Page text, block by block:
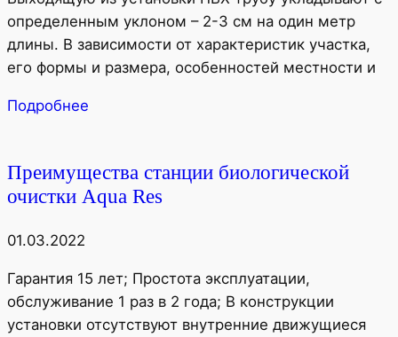
определенным уклоном – 2-3 см на один метр
длины. В зависимости от характеристик участка,
его формы и размера, особенностей местности и
Подробнее
Преимущества станции биологической
очистки Aqua Res
01.03.2022
Гарантия 15 лет; Простота эксплуатации,
обслуживание 1 раз в 2 года; В конструкции
установки отсутствуют внутренние движущиеся